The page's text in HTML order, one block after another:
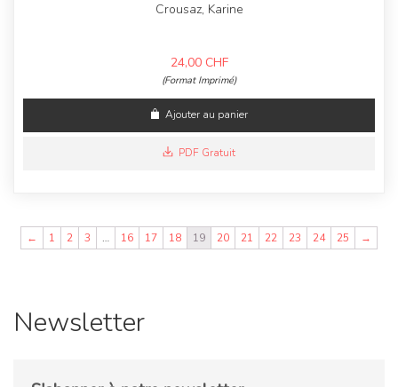
Crousaz, Karine
24,00 CHF
(Format Imprimé)
Ajouter au panier
PDF Gratuit
← 1 2 3 … 16 17 18 19 20 21 22 23 24 25 →
Newsletter